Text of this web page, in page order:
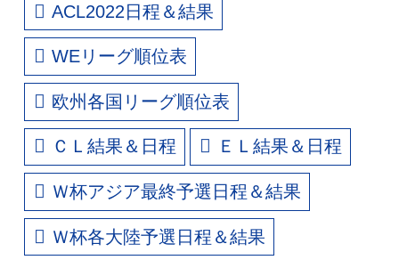
ACL2022日程＆結果
WEリーグ順位表
欧州各国リーグ順位表
ＣＬ結果＆日程 ＥＬ結果＆日程
Ｗ杯アジア最終予選日程＆結果
Ｗ杯各大陸予選日程＆結果